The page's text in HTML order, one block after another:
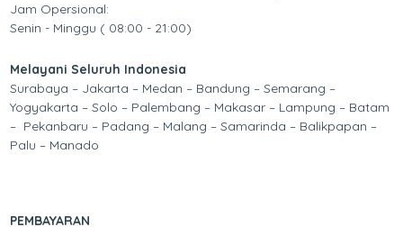
Jam Opersional:
Senin - Minggu ( 08:00 - 21:00)
Melayani Seluruh Indonesia
Surabaya – Jakarta – Medan – Bandung – Semarang –
Yogyakarta – Solo – Palembang – Makasar – Lampung – Batam
– Pekanbaru – Padang – Malang – Samarinda – Balikpapan –
Palu – Manado
PEMBAYARAN